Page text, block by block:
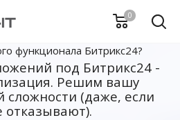
0
функционала Битрикс24?
под Битрикс24 -
Решим вашу
сложности (даже, если
отказывают).